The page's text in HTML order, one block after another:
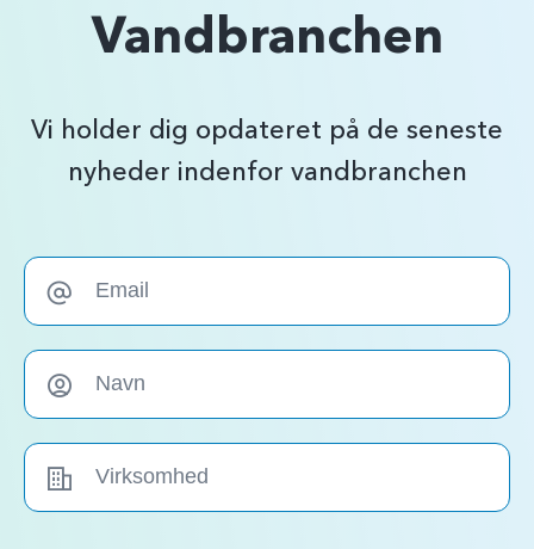
Vandbranchen
Vi holder dig opdateret på de seneste
nyheder indenfor vandbranchen